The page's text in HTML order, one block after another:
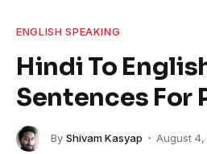
ENGLISH SPEAKING
Hindi To
Sentences For
By Shivam Kasyap August 4,